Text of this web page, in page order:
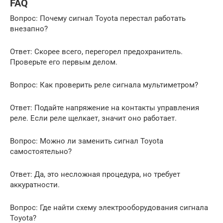
FAQ
Вопрос: Почему сигнал Toyota перестал работать
внезапно?
Ответ: Скорее всего, перегорел предохранитель.
Проверьте его первым делом.
Вопрос: Как проверить реле сигнала мультиметром?
Ответ: Подайте напряжение на контакты управления
реле. Если реле щелкает, значит оно работает.
Вопрос: Можно ли заменить сигнал Toyota
самостоятельно?
Ответ: Да, это несложная процедура, но требует
аккуратности.
Вопрос: Где найти схему электрооборудования сигнала
Toyota?